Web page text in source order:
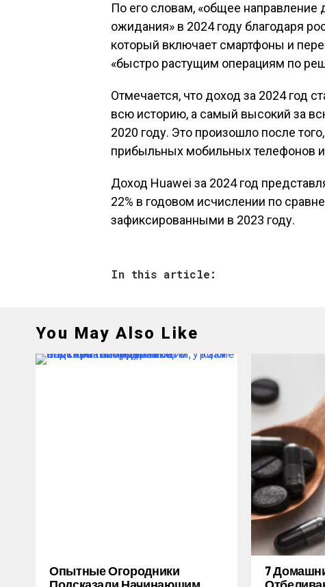
По его словам, «общее направление
ожидания» в 2024 году благодаря
который включает смартфоны и
«быстро растущим операциям по
Отмечается, что доход за 2024 год
всю историю, а самый высокий за
2020 году. Это произошло после
прибыльных мобильных телефонов
Доход Huawei за 2024 год
22% в годовом исчислении по
зафиксированными в 2023 году.
In this article:
You May Also Like
Опытные Огородники
7